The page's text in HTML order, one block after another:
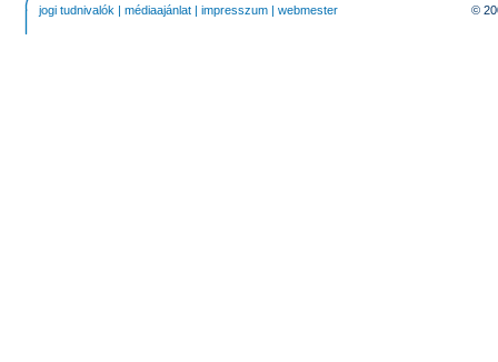
jogi tudnivalók | médiaajánlat | impresszum | webmester ©